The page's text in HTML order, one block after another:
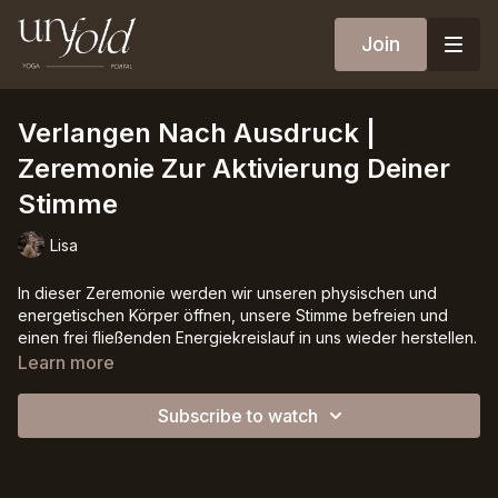
Join
Verlangen Nach Ausdruck |
Zeremonie Zur Aktivierung Deiner
Stimme
Lisa
In dieser Zeremonie werden wir unseren physischen und
energetischen Körper öffnen, unsere Stimme befreien und
einen frei fließenden Energiekreislauf in uns wieder herstellen.
Wir erforschen, wann und warum wir unsere Stimme blockiert
Learn more
Subscribe to watch